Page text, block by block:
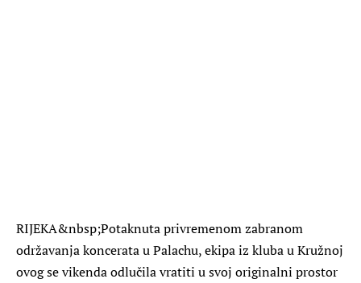
RIJEKA&nbsp;Potaknuta privremenom zabranom
održavanja koncerata u Palachu, ekipa iz kluba u Kružnoj
ovog se vikenda odlučila vratiti u svoj originalni prostor